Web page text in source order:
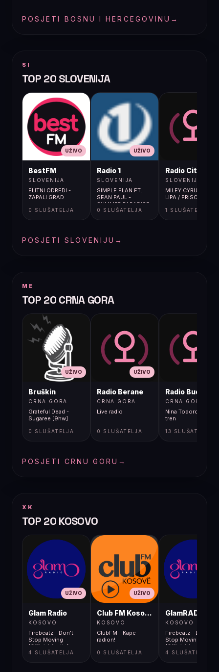
POSJETI BOSNU I HERCEGOVINU →
SI
TOP 20 SLOVENIJA
UŽIVO
BestFM
SLOVENIJA
ELITNI ODREDI -
ZAPALI GRAD
0 SLUŠATELJA
UŽIVO
Radio 1
SLOVENIJA
SIMPLE PLAN FT.
SEAN PAUL -
SUMMER PARADISE
0 SLUŠATELJA
Radio City
SLOVENIJA
MILEY CYRUS; DUA
LIPA / PRISONER
1 SLUŠATELJA
POSJETI SLOVENIJU →
ME
TOP 20 CRNA GORA
UŽIVO
Bruškin
CRNA GORA
Grateful Dead -
Sugaree [9hw]
0 SLUŠATELJA
UŽIVO
Radio Berane
CRNA GORA
Live radio
0 SLUŠATELJA
Radio Budva
CRNA GORA
Nina Todorovic -
tren
13 SLUŠATELJA
POSJETI CRNU GORU →
XK
TOP 20 KOSOVO
UŽIVO
Glam Radio
KOSOVO
Firebeatz - Don't
Stop Moving
(Official Audio)
4 SLUŠATELJA
UŽIVO
Club FM Kosovë
KOSOVO
ClubFM - Kape
radion!
0 SLUŠATELJA
GlamRADIO
KOSOVO
Firebeatz - Don't
Stop Moving
(Official Audio)
4 SLUŠATELJA